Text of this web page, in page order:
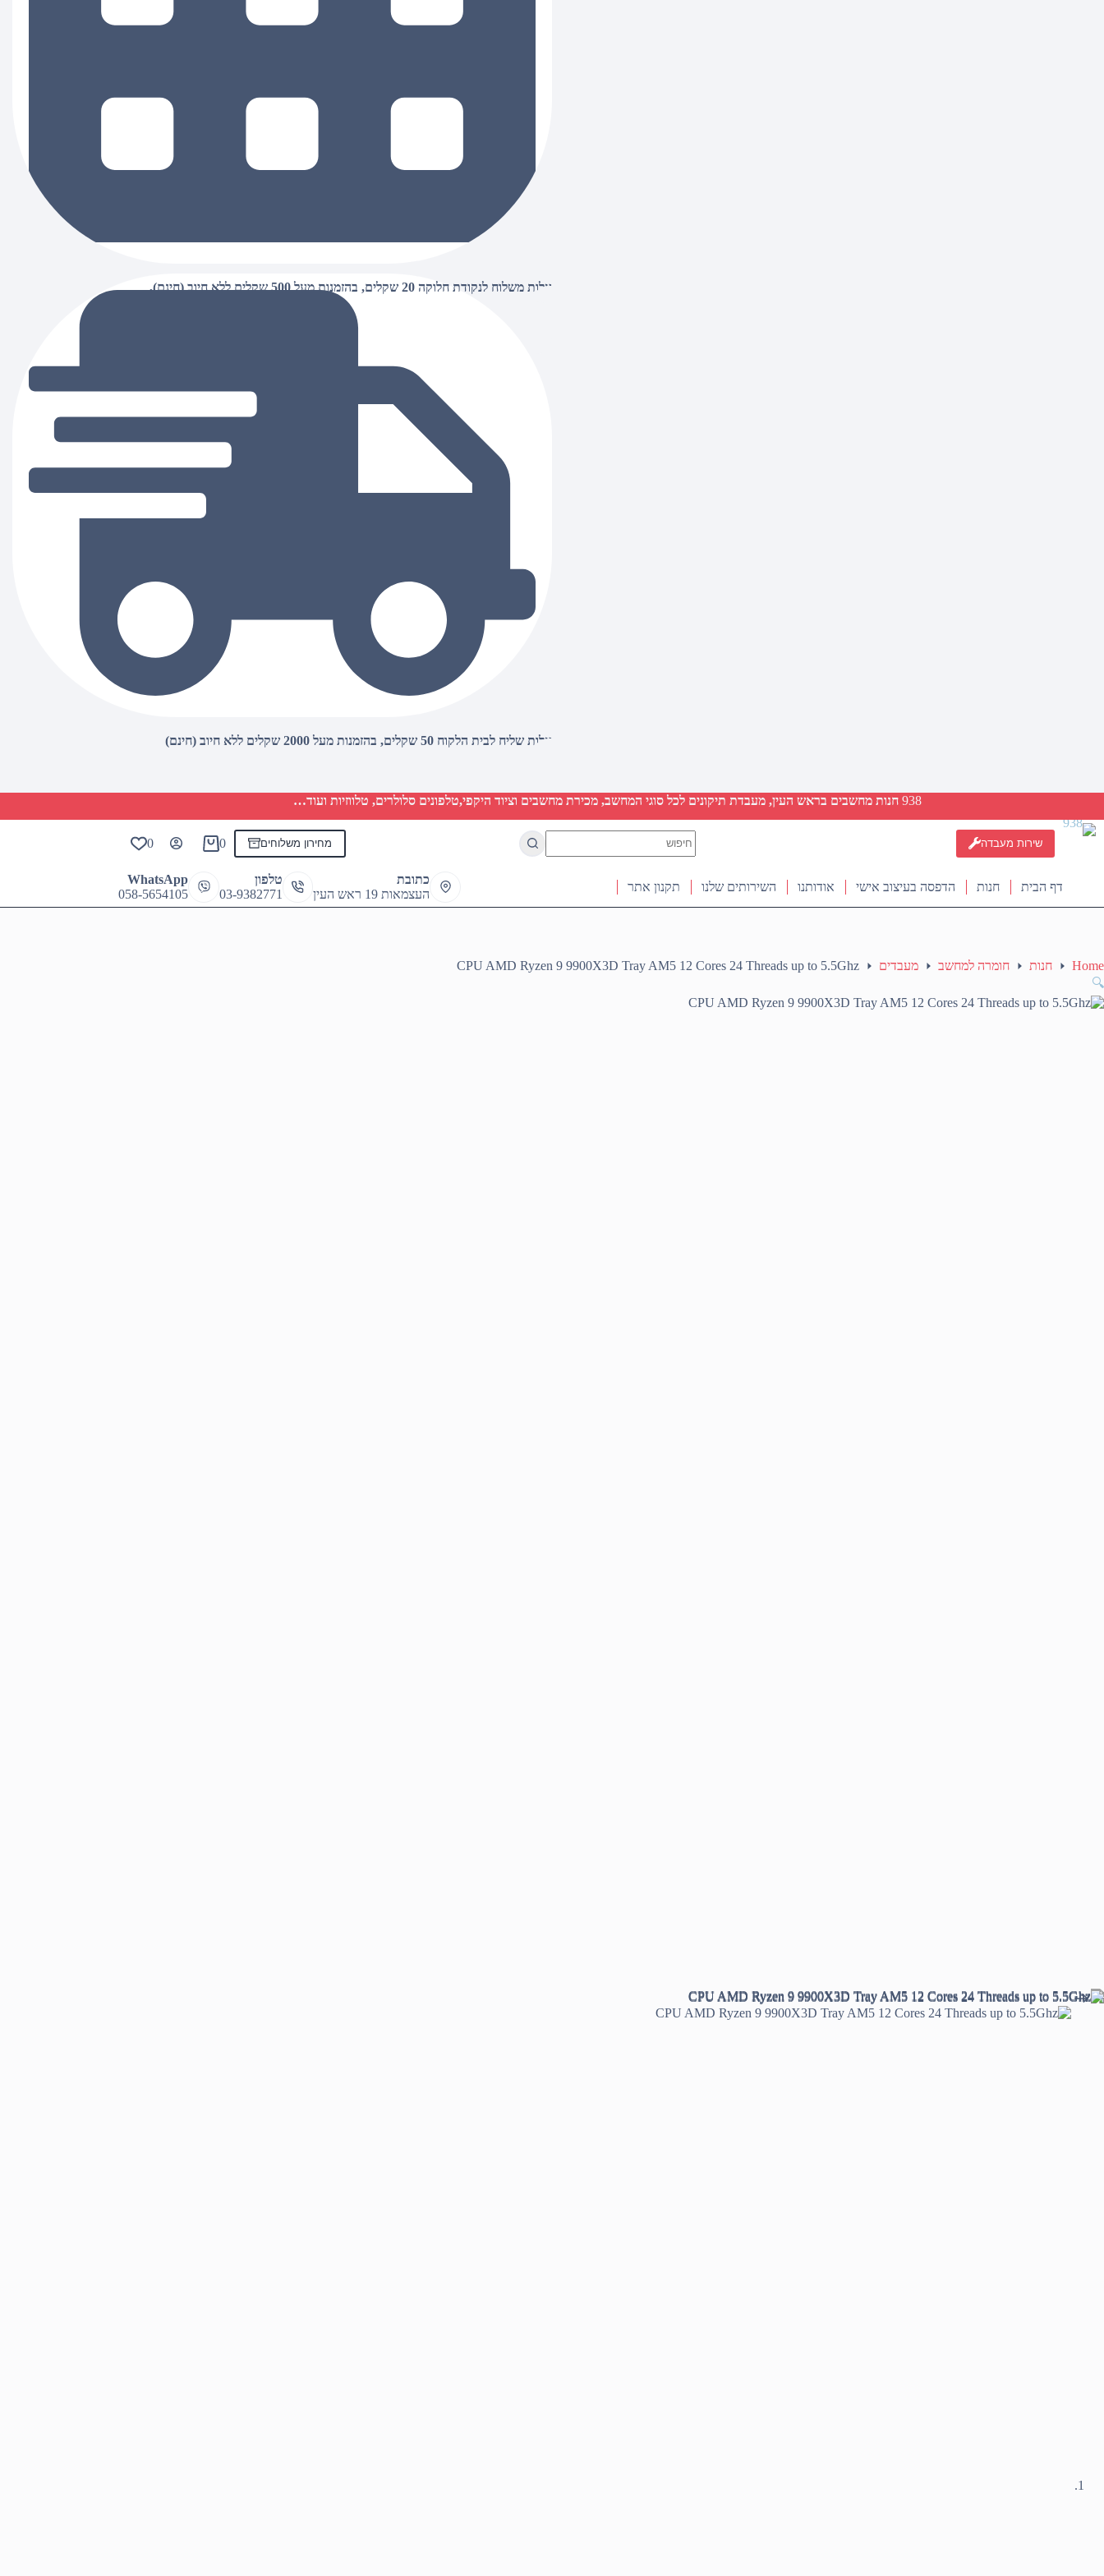
עלות משלוח לנקודת חלוקה 20 שקלים, בהזמנות מעל 500 שקלים ללא חיוב (חינם),
עלות שליח לבית הלקוח 50 שקלים, בהזמנות מעל 2000 שקלים ללא חיוב (חינם)
938 חנות מחשבים בראש העין, מעבדת תיקונים לכל סוגי המחשב, מכירת מחשבים וציוד היקפי,טלפונים סלולרים, טלווזיות ועוד…
שירות מעבדה
results
מחירון משלוחים
Shopping
0
0
דף הבית חנות הדפסה בעיצוב אישי אודותנו השירותים שלנו תקנון אתר
כתובת
העצמאות 19 ראש העין
טלפון
03-9382771
WhatsApp
058-5654105
Home חנות חומרה למחשב מעבדים
CPU AMD Ryzen 9 9900X3D Tray AM5 12 Cores 24 Threads up to 5.5Ghz
🔍